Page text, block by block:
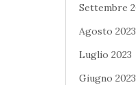
Settembre
Agosto 2023
Luglio 2023
Giugno 2023